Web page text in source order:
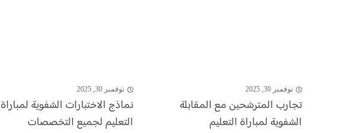
نوفمبر 30, 2025
تجارب المترشحين مع المقابلة
الشفوية لمباراة التعليم
نوفمبر 30, 2025
نماذج الاختبارات الشفوية لمباراة
التعليم لجميع التخصصات